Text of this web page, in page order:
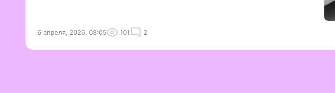
6 апреля, 2026, 08:05 101 2